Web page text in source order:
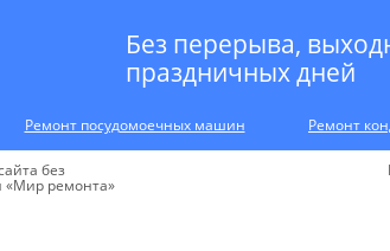
Без перерыва,
праздничных дней
Ремонт посудомоечных машин Ремонт
без
«Мир ремонта»